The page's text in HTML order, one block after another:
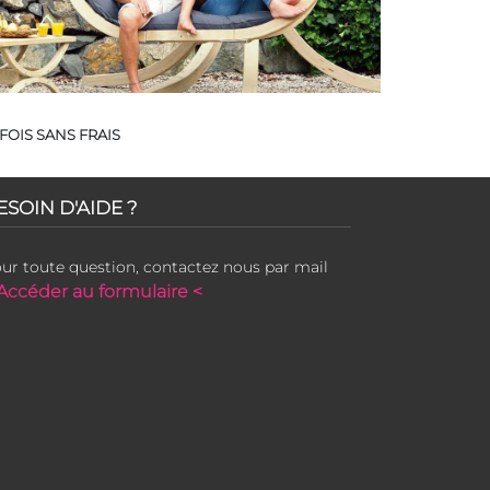
SANS FRAIS
D'AIDE ?
toute question, contactez nous par mail
au formulaire <